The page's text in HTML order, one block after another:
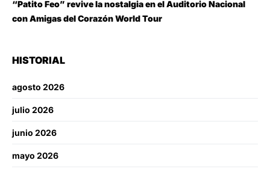
“Patito Feo” revive la nostalgia en el Auditorio Nacional
con Amigas del Corazón World Tour
HISTORIAL
agosto 2026
julio 2026
junio 2026
mayo 2026